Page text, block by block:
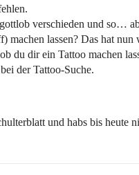
verschieden und so…
machen lassen? Das hat
du dir ein Tattoo machen
der Tattoo-Suche.
und habs bis heute